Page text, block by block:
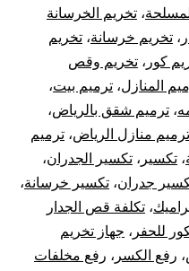
، تخريم الخرسانة
، تخريم خرسانة، تخريم
كور ، تخريم وقص
المنازل، ترميم بيت،
، ترميم شقق بالرياض،
ترميم منازل الرياض، ترميم
، تكسير ، تكسير الجدران،
جدران، تكسير خرسانة،
، تكلفة قص الجدار
للحفر ، جهاز تخريم
، رفع الكسر ، رفع مخلفات